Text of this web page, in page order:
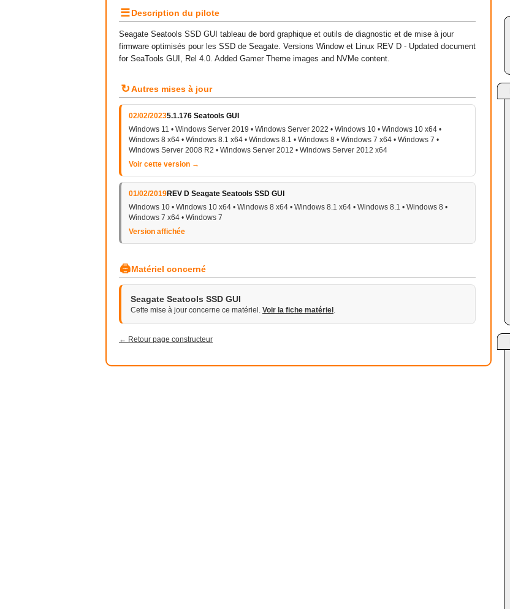
☰Description du pilote
Seagate Seatools SSD GUI tableau de bord graphique et outils de diagnostic et de mise à jour
firmware optimisés pour les SSD de Seagate. Versions Window et Linux REV D - Updated document
for SeaTools GUI, Rel 4.0. Added Gamer Theme images and NVMe content.
↻Autres mises à jour
02/02/20235.1.176 Seatools GUI
Windows 11 • Windows Server 2019 • Windows Server 2022 • Windows 10 • Windows 10 x64 •
Windows 8 x64 • Windows 8.1 x64 • Windows 8.1 • Windows 8 • Windows 7 x64 • Windows 7 •
Windows Server 2008 R2 • Windows Server 2012 • Windows Server 2012 x64
Voir cette version →
01/02/2019REV D Seagate Seatools SSD GUI
Windows 10 • Windows 10 x64 • Windows 8 x64 • Windows 8.1 x64 • Windows 8.1 • Windows 8 •
Windows 7 x64 • Windows 7
Version affichée
🖨Matériel concerné
Seagate Seatools SSD GUI
Cette mise à jour concerne ce matériel. Voir la fiche matériel .
← Retour page constructeur